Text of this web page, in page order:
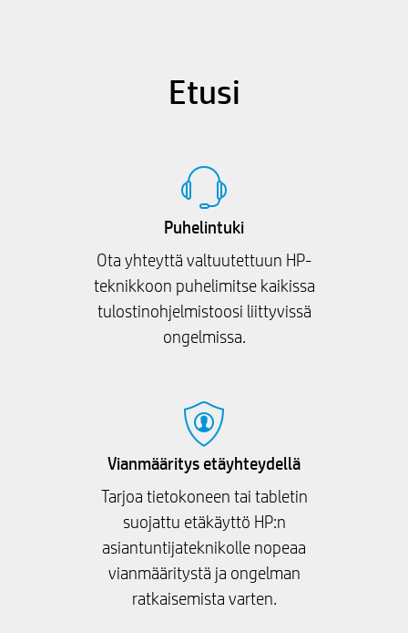
Etusi
Puhelintuki
Ota yhteyttä valtuutettuun HP-
teknikkoon puhelimitse kaikissa
tulostinohjelmistoosi liittyvissä
ongelmissa.
Vianmääritys etäyhteydellä
Tarjoa tietokoneen tai tabletin
suojattu etäkäyttö HP:n
asiantuntijateknikolle nopeaa
vianmääritystä ja ongelman
ratkaisemista varten.